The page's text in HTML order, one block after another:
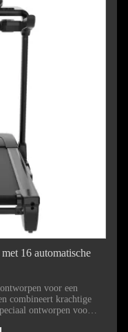
16 automatische
voor een
combineert krachtige
ontworpen voor